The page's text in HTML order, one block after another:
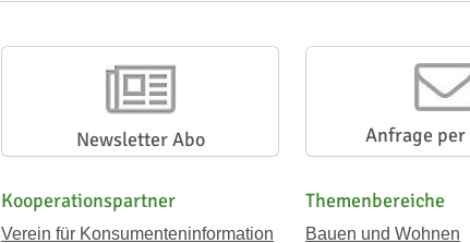
Newsletter Abo Anfrage per
Kooperationspartner
Verein für Konsumenteninformation
Themenbereiche
Bauen und Wohnen